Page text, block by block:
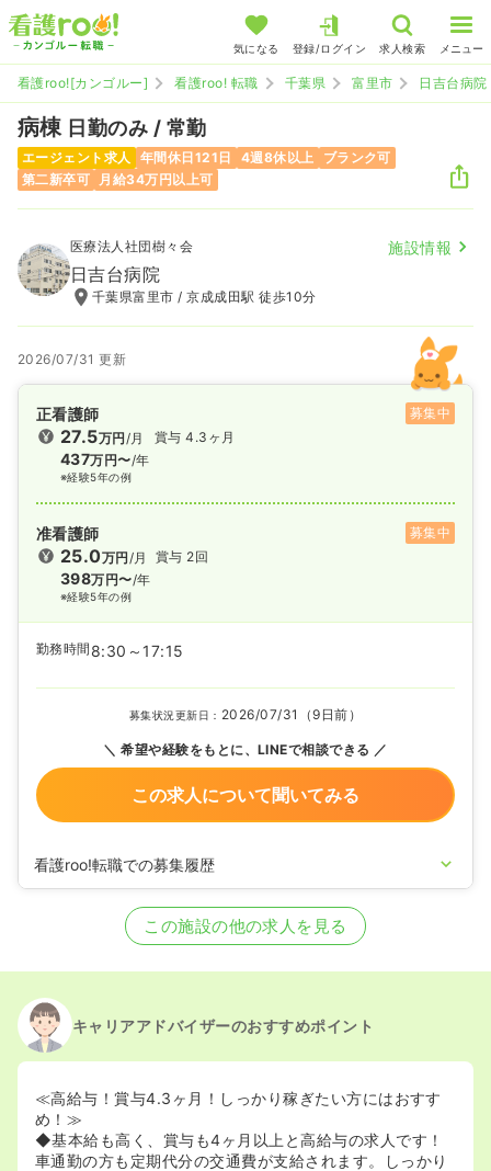
気になる 登録/ログイン 求人検索 メニュー
看護roo![カンゴルー] 看護roo! 転職 千葉県 富里市 日吉台病院
病棟 日勤のみ / 常勤
エージェント求人 年間休日121日 4週8休以上
ブランク可
第二新卒可
月給34万円以上可
医療法人社団樹々会 施設情報
日吉台病院
千葉県富里市 / 京成成田駅 徒歩10分
2026/07/31 更新
正看護師 募集中
27.5万円/月
437万円〜/年
※経験5年の例
賞与 4.3ヶ月
准看護師 募集中
25.0万円/月
398万円〜/年
※経験5年の例
賞与 2回
勤務時間 8:30～17:15
募集状況更新日： 2026/07/31（9日前）
希望や経験をもとに、LINEで相談できる
この求人について聞いてみる
看護roo!転職での募集履歴
この施設の他の求人を見る
キャリアアドバイザーのおすすめポイント
≪高給与！賞与4.3ヶ月！しっかり稼ぎたい方にはおすす
め！≫
◆基本給も高く、賞与も4ヶ月以上と高給与の求人です！
車通勤の方も定期代分の交通費が支給されます。しっかり